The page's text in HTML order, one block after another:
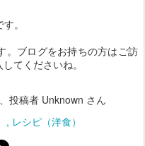
。
。ブログをお持ちの方はご訪
てくださいね。
投稿者 Unknown さん
レシピ（洋食）